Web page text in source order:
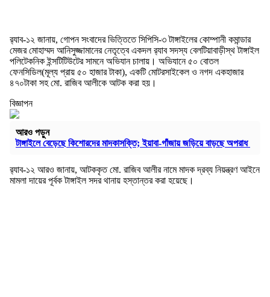
র‌্যাব-১২ জানায়, গোপন সংবাদের ভিত্তিতে সিপিসি-৩ টাঙ্গাইলের কোম্পানী কমান্ডার
মেজর মোহাম্মদ আনিসুজ্জামানের নেতৃত্বে একদল র‌্যাব সদস্য বেলটিয়াবাড়ীস্থ টাঙ্গাইল
পলিটেকনিক ইন্সটিটিউটের সামনে অভিযান চালায়। অভিযানে ৫০ বোতল
ফেনসিডিল(মূল্য প্রায় ৫০ হাজার টাকা), একটি মোটরসাইকেল ও নগদ একহাজার
৪৭০টাকা সহ মো. রাজিব আলীকে আটক করা হয়।
বিজ্ঞাপন
আরও পড়ুন
টাঙ্গাইলে বেড়েছে কিশোরদের মাদকাসক্তি; ইয়াবা-গাঁজায় জড়িয়ে বাড়ছে অপরাধ
র‌্যাব-১২ আরও জানায়, আটককৃত মো. রাজিব আলীর নামে মাদক দ্রব্য নিয়ন্ত্রণ আইনে
মামলা দায়ের পূর্বক টাঙ্গাইল সদর থানায় হস্তান্তর করা হয়েছে।